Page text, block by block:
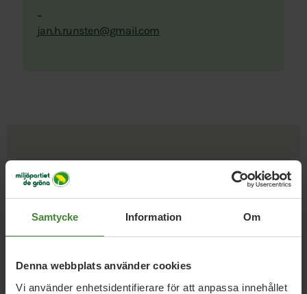
Samtycke Information Om
Denna webbplats använder cookies
Vi använder enhetsidentifierare för att anpassa innehållet
–
jan.h.runsten@gmail.com
Uppdrag med Jan Runsten
Eva Ljungdahl